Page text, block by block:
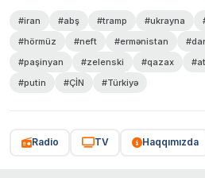
#iran #abş #tramp #ukrayna
#hörmüz
#neft #ermənistan
#paşinyan
#zelenski #qazax
#putin
#ÇİN #Türkiyə
Radio TV Haqqımızda